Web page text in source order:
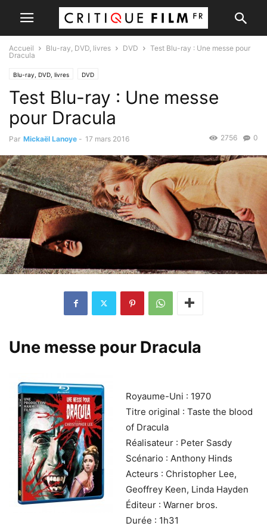
Accueil Blu-ray, DVD, livres DVD
Test Blu-ray : Une messe pour
Dracula
Blu-ray, DVD, livres DVD
Test Blu-ray : Une messe
pour Dracula
Par Mickaël Lanoye - 17 mars 2016 0
2756
Une messe pour Dracula
Royaume-Uni : 1970
Titre original : Taste the blood
of Dracula
Réalisateur : Peter Sasdy
Scénario : Anthony Hinds
Acteurs : Christopher Lee,
Geoffrey Keen, Linda Hayden
Éditeur : Warner bros.
Durée : 1h31